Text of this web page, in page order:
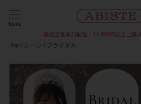
Menu
最短翌営業日配送・11,000円以上ご購
Top シーン ブライダル